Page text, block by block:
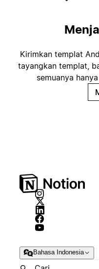
Kirimkan templat
tayangkan templat,
semuanya
Bahasa Indonesia